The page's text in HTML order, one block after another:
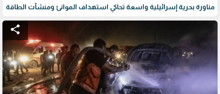
مناورة بحرية إسرائيلية واسعة تحاكي استهداف الموانئ ومنشآت الطاقة
share